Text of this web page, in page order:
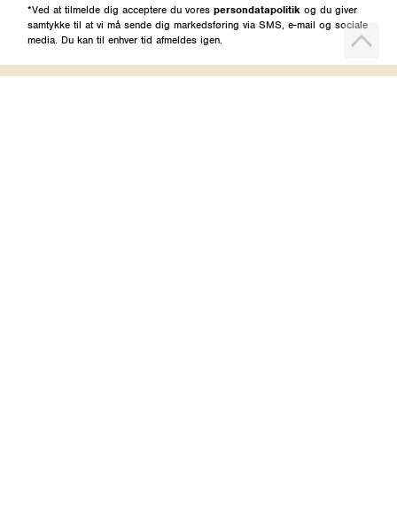
*Ved at tilmelde dig acceptere du vores persondatapolitik og du giver
samtykke til at vi må sende dig markedsføring via SMS, e-mail og sociale
media. Du kan til enhver tid afmeldes igen.